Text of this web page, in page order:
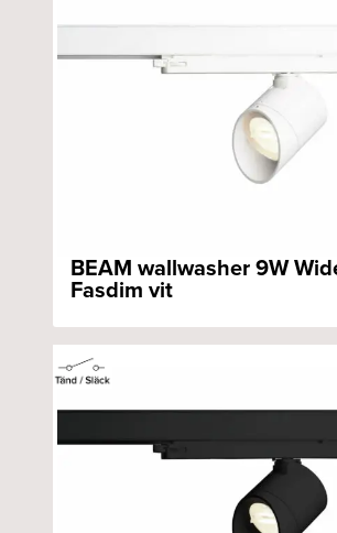
BEAM wallwasher 9W
Fasdim vit